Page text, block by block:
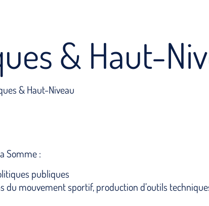
& Haut-
& Haut-Niveau
Somme :
publiques
du mouvement sportif, production d’outils